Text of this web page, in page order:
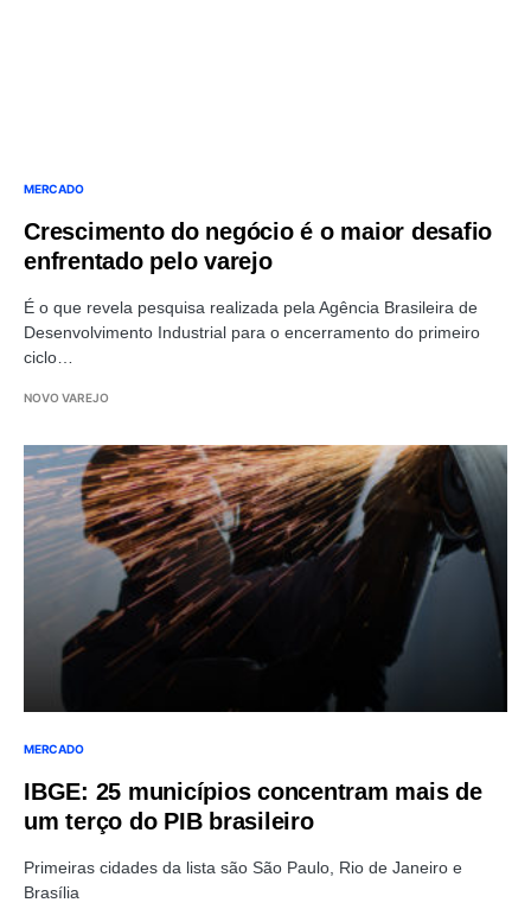
MERCADO
Crescimento do negócio é o maior desafio
enfrentado pelo varejo
É o que revela pesquisa realizada pela Agência Brasileira de
Desenvolvimento Industrial para o encerramento do primeiro
ciclo…
NOVO VAREJO
MERCADO
IBGE: 25 municípios concentram mais de
um terço do PIB brasileiro
Primeiras cidades da lista são São Paulo, Rio de Janeiro e
Brasília